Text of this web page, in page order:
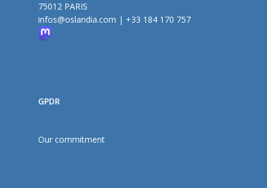
75012 PARIS
infos@oslandia.com | +33 184 170 757
GPDR
Our commitment